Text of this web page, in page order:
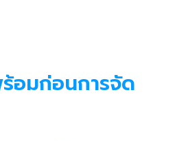
อมก่อนการจัด